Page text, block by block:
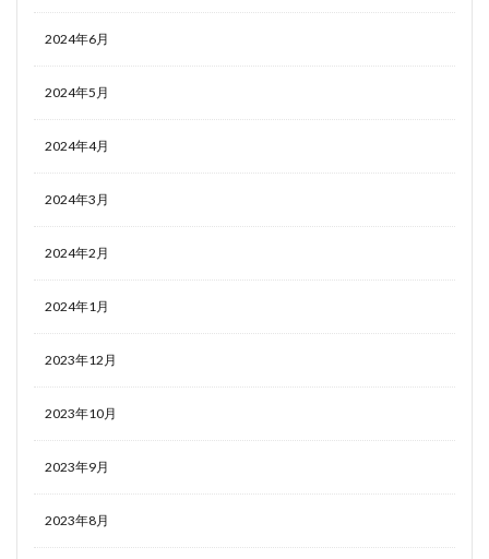
2024年6月
2024年5月
2024年4月
2024年3月
2024年2月
2024年1月
2023年12月
2023年10月
2023年9月
2023年8月